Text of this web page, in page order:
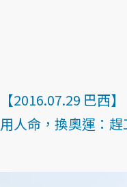
【2016.07.29 巴西】
用人命，換奧運：